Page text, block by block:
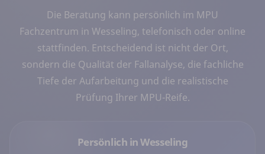
Die Beratung kann persönlich im MPU
Fachzentrum in Wesseling, telefonisch oder online
stattfinden. Entscheidend ist nicht der Ort,
sondern die Qualität der Fallanalyse, die fachliche
Tiefe der Aufarbeitung und die realistische
Prüfung Ihrer MPU-Reife.
Persönlich in Wesseling